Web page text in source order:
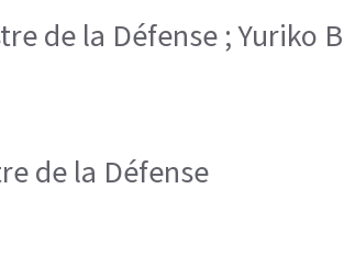
de la Défense ; Yuriko
de la Défense